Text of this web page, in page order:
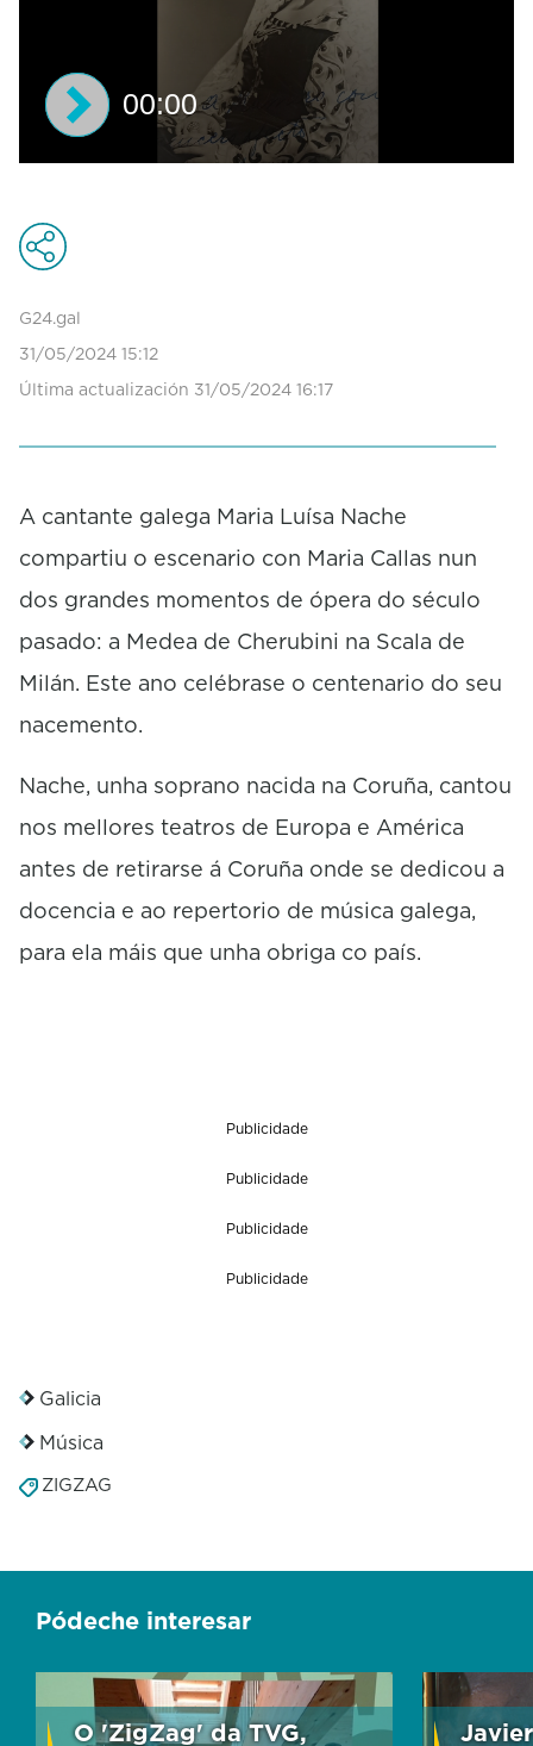
c
o
d
o
0
e
n
s
00:00
G24.gal
31/05/2024 15:12
Última actualización 31/05/2024 16:17
A cantante galega Maria Luísa Nache
compartiu o escenario con Maria Callas nun
dos grandes momentos de ópera do século
pasado: a Medea de Cherubini na Scala de
Milán. Este ano celébrase o centenario do seu
nacemento.
Nache, unha soprano nacida na Coruña, cantou
nos mellores teatros de Europa e América
antes de retirarse á Coruña onde se dedicou a
docencia e ao repertorio de música galega,
para ela máis que unha obriga co país.
Publicidade
Publicidade
Publicidade
Publicidade
Galicia
Música
ZIGZAG
Pódeche interesar
O 'ZigZag' da TVG,